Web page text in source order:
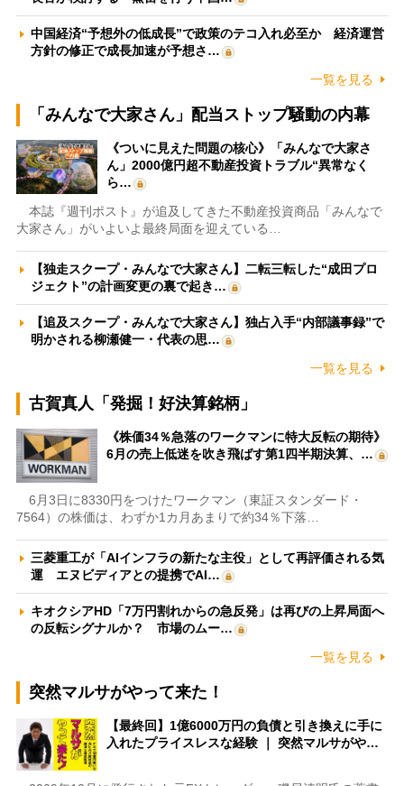
中国経済“予想外の低成長”で政策のテコ入れ必至か 経済運営
方針の修正で成長加速が予想さ…
一覧を見る
「みんなで大家さん」配当ストップ騒動の内幕
《ついに見えた問題の核心》「みんなで大家さ
ん」2000億円超不動産投資トラブル“異常なく
ら…
本誌『週刊ポスト』が追及してきた不動産投資商品「みんなで
大家さん」がいよいよ最終局面を迎えている…
【独走スクープ・みんなで大家さん】二転三転した“成田プロ
ジェクト”の計画変更の裏で起き…
【追及スクープ・みんなで大家さん】独占入手“内部議事録”で
明かされる柳瀬健一・代表の思…
一覧を見る
古賀真人「発掘！好決算銘柄」
《株価34％急落のワークマンに特大反転の期待》
6月の売上低迷を吹き飛ばす第1四半期決算、…
6月3日に8330円をつけたワークマン（東証スタンダード・
7564）の株価は、わずか1カ月あまりで約34％下落…
三菱重工が「AIインフラの新たな主役」として再評価される気
運 エヌビディアとの提携でAI…
キオクシアHD「7万円割れからの急反発」は再びの上昇局面へ
の反転シグナルか？ 市場のムー…
一覧を見る
突然マルサがやって来た！
【最終回】1億6000万円の負債と引き換えに手に
入れたプライスレスな経験 ｜ 突然マルサがや…